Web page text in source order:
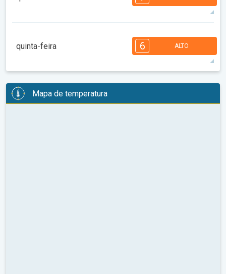
08:00 14:00
14 h 06:34 20:56 35°máx
08:00 14:00
4 3
14 h 06:35 20:55 36°máx
quinta-feira 6 ALTO
1
08:00
4 4 3
Mapa de temperatura